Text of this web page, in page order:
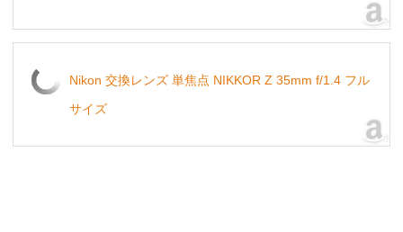
Nikon 交換レンズ 単焦点 NIKKOR Z 35mm f/1.4 フル
サイズ